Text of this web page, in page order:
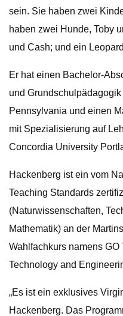
sein. Sie haben zwei
haben zwei Hunde, Toby
und Cash; und ein
Er hat einen Bachelor-
und
Pennsylvania und einen
mit Spezialisierung auf
Concordia University
Hackenberg ist ein vom
Teaching Standards
(Naturwissenschaften,
Mathematik) an der
Wahlfachkurs namens
Technology and
„Es ist ein exklusives
Hackenberg. Das